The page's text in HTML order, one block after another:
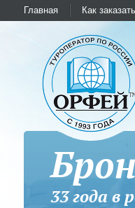
Главная Как заказать
33 года